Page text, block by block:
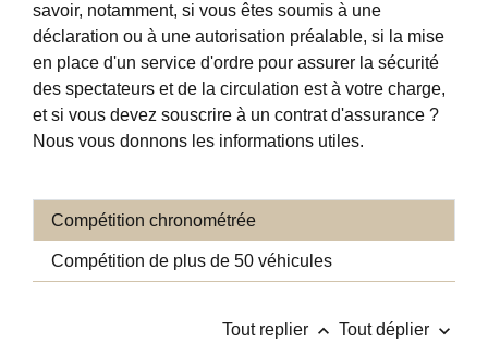
savoir, notamment, si vous êtes soumis à une
déclaration ou à une autorisation préalable, si la mise
en place d'un service d'ordre pour assurer la sécurité
des spectateurs et de la circulation est à votre charge,
et si vous devez souscrire à un contrat d'assurance ?
Nous vous donnons les informations utiles.
Compétition chronométrée
Compétition de plus de 50 véhicules
Tout replier keyboard_arrow_up Tout déplier keyboard_arrow_down